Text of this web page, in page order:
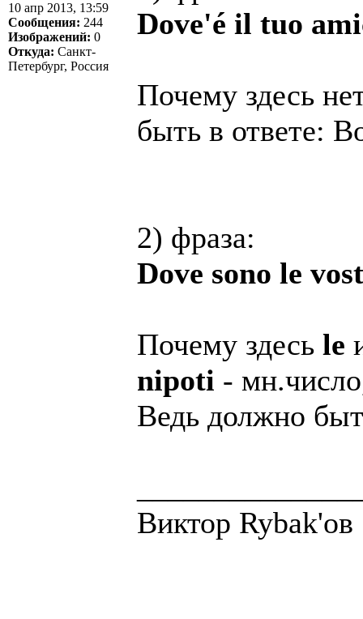
10 апр 2013, 13:59
Сообщения: 244
Изображений: 0
Откуда: Санкт-
Петербург, Россия
Dove'é il tuo
Почему здесь
быть в ответе:
2) фраза:
Dove sono le
Почему здесь le
nipoti -
Ведь должно
Виктор Rybak'ов